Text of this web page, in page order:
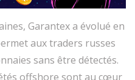
Garantex a évolué en
aux traders russes
sans être détectés.
offshore sont au cœur